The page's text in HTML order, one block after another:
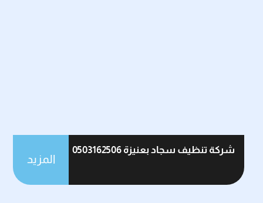
شركة تنظيف سجاد بعنيزة 0503162506
المزيد